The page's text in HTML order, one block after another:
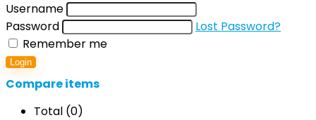
Username
Password
Lost Password?
Remember me
Login
Compare items
Total (0)